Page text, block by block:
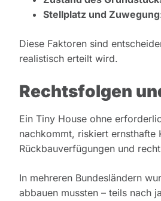
Stellplatz und Zuwegung
Diese Faktoren sind
realistisch erteilt wird.
Rechtsfolgen
Ein Tiny House ohne
nachkommt, riskiert ernsthafte
Rückbauverfügungen und
In mehreren Bundesländern
abbauen mussten – teils nach